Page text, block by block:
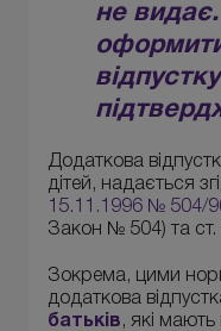
не
Додаткова
дітей, надається
15.11.1996 № 504/
Закон № 504) та ст.
Зокрема, цими
додаткова
батьків , які мають